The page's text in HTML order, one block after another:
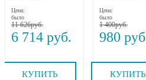
RF-1607, Gezatone
Цена:
было
11 626
6 714
КУПИТЬ
Цена:
было
1 400
980
КУПИТЬ